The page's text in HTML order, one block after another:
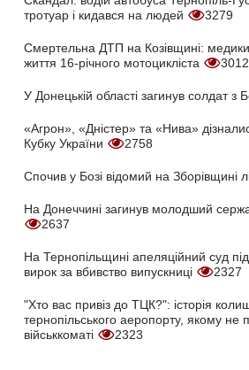
тротуар і кидався на людей
3279
Смертельна ДТП на Козівщині:
життя 16-річного мотоцикліста
3012
У Донецькій області загинув солдат з
«Агрон», «Дністер» та «Нива»
Кубку України
2758
Спочив у Бозі відомий на Зборівщині
На Донеччині загинув молодший
2637
На Тернопільщині апеляційний суд
вирок за вбивство випускниці
2327
"Хто вас привіз до ТЦК?": історія
тернопільського аеропорту, якому не
військкоматі
2323